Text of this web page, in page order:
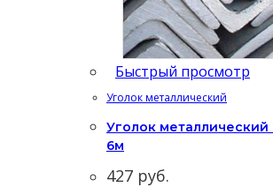
Быстрый просмотр
Уголок металлический
Уголок металлический
6м
427 руб.